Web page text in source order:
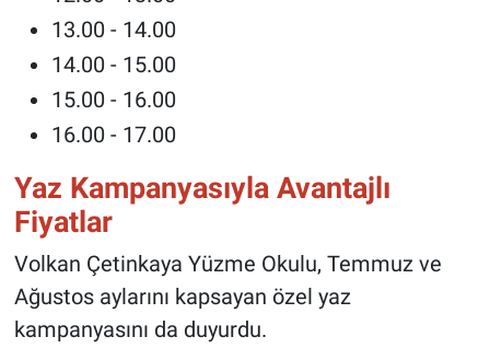
13.00 - 14.00
14.00 - 15.00
15.00 - 16.00
16.00 - 17.00
Yaz Kampanyasıyla Avantajlı
Fiyatlar
Volkan Çetinkaya Yüzme Okulu, Temmuz ve
Ağustos aylarını kapsayan özel yaz
kampanyasını da duyurdu.